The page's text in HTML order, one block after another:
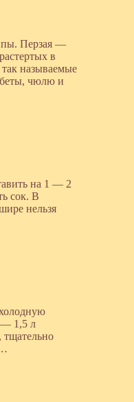
Перзая —
в
называемые
чюлю и
на 1 — 2
сок. В
нельзя
— 1,5 л
тщательно